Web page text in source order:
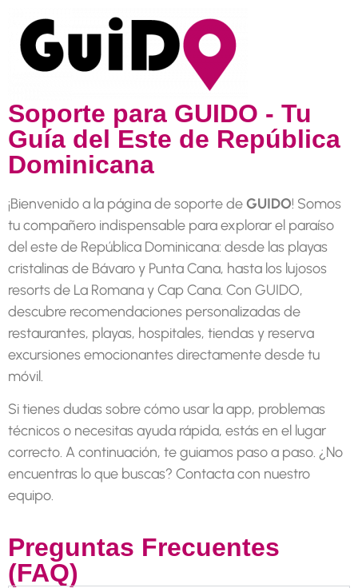
Soporte para GUIDO - Tu
Guía del Este de República
Dominicana
¡Bienvenido a la página de soporte deGUIDO! Somos
tu compañero indispensable para explorar el paraíso
del este de República Dominicana: desde las playas
cristalinas de Bávaro y Punta Cana, hasta los lujosos
resorts de La Romana y Cap Cana. Con GUIDO,
descubre recomendaciones personalizadas de
restaurantes, playas, hospitales, tiendas y reserva
excursiones emocionantes directamente desde tu
móvil.
Si tienes dudas sobre cómo usar la app, problemas
técnicos o necesitas ayuda rápida, estás en el lugar
correcto. A continuación, te guiamos paso a paso. ¿No
encuentras lo que buscas? Contacta con nuestro
equipo.
Preguntas Frecuentes
(FAQ)